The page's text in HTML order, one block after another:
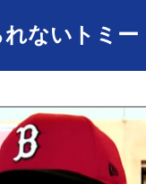
ないトミー